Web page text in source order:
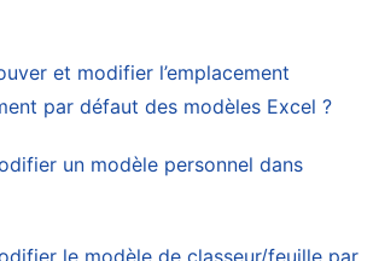
et modifier l’emplacement
par défaut des modèles Excel ?
un modèle personnel dans
le modèle de classeur/feuille par